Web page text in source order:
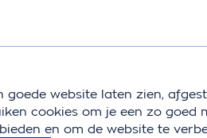
Verzorging en gezondheid
goede website laten zien,
cookies om je een zo goed
en om de website te